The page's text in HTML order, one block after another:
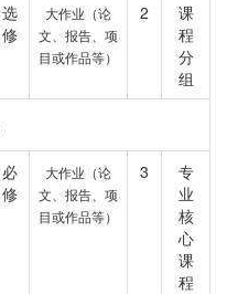
选
修
大作业（论
文、报告、项
目或作品等）
2
课
程
分
组
必
修
大作业（论
文、报告、项
目或作品等）
3
专
业
核
心
课
程